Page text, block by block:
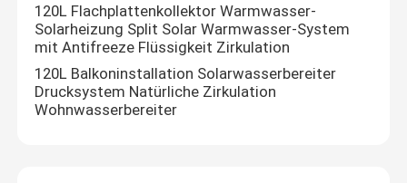
Zu Hause
Produkte
120L Flachplattenkollektor Warmwasser-
Solarheizung Split Solar Warmwasser-System
mit Antifreeze Flüssigkeit Zirkulation
120L Balkoninstallation Solarwasserbereiter
Drucksystem Natürliche Zirkulation
Wohnwasserbereiter